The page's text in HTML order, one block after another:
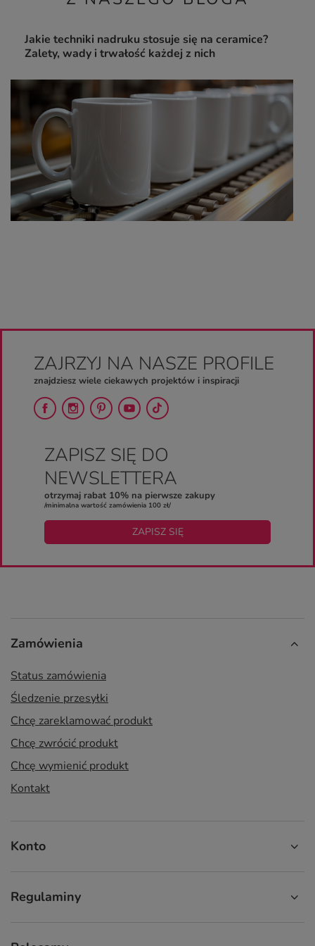
Jakie techniki nadruku stosuje się na ceramice?
Zalety, wady i trwałość każdej z nich
ZAJRZYJ NA NASZE PROFILE
znajdziesz wiele ciekawych projektów i inspiracji
ZAPISZ SIĘ DO
NEWSLETTERA
otrzymaj rabat 10% na pierwsze zakupy
/minimalna wartość zamówienia 100 zł/
ZAPISZ SIĘ
Zamówienia
Status zamówienia
Śledzenie przesyłki
Chcę zareklamować produkt
Chcę zwrócić produkt
Chcę wymienić produkt
Kontakt
Konto
Regulaminy